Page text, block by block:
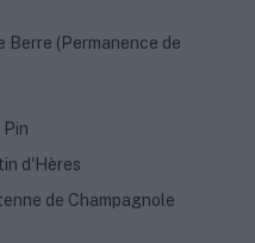
Berre (Permanence de
Pin
d'Hères
de Champagnole